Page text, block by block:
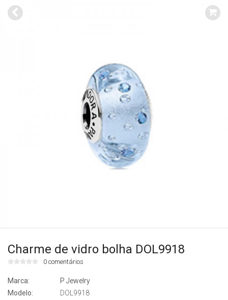
Charme de vidro bolha DOL9918
0 comentários
Marca:
P Jewelry
Modelo:
DOL9918